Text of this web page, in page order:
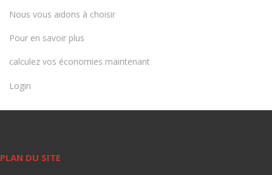
Nous vous aidons à choisir
Pour en savoir plus
calculez vos économies maintenant
Login
PLAN DU SITE